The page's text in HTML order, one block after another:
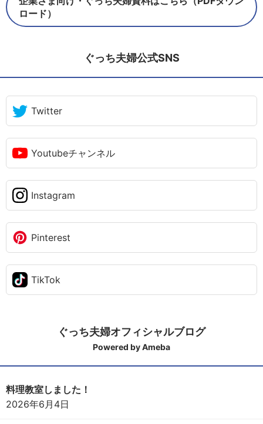
ロード）
ぐっち夫婦公式SNS
Twitter
Youtubeチャンネル
Instagram
Pinterest
TikTok
ぐっち夫婦オフィシャルブログ
Powered by Ameba
料理教室しました！
2026年6月4日